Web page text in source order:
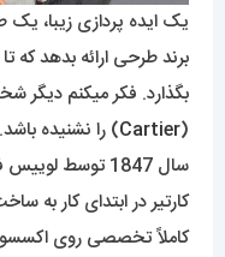
یک ایده پردازی زیبا،
برند طرحی ارائه بدهد که
بگذارد. فکر میکنم دیگر
(
Cartier) را نشنیده
سال 1847 توسط
کارتیر در ابتدای کار
کاملاً تخصصی روی